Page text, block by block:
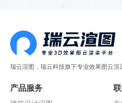
瑞云渲图，瑞云科技旗下专业效果图云渲
产品服务